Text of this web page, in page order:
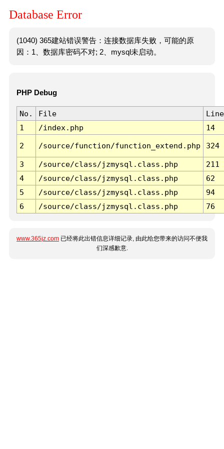
Database Error
(1040) 365建站错误警告：连接数据库失败，可能的原
因：1、数据库密码不对; 2、mysql未启动。
PHP Debug
No. File
Line
1
/index.php 14
2 /source/function/function_extend.php 324
3 /source/class/jzmysql.class.php
211
4
/source/class/jzmysql.class.php
62
5
/source/class/jzmysql.class.php
94
6
/source/class/jzmysql.class.php 76
www.365jz.com 已经将此出错信息详细记录, 由此给您带来的访问不便我
们深感歉意.